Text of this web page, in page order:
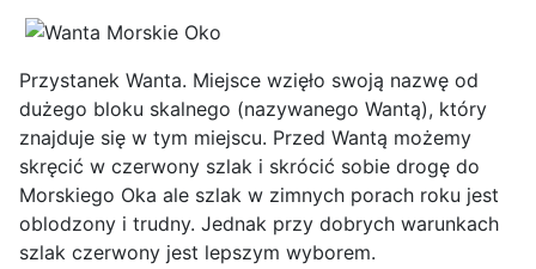
Przystanek Wanta. Miejsce wzięło swoją nazwę od
dużego bloku skalnego (nazywanego Wantą), który
znajduje się w tym miejscu. Przed Wantą możemy
skręcić w czerwony szlak i skrócić sobie drogę do
Morskiego Oka ale szlak w zimnych porach roku jest
oblodzony i trudny. Jednak przy dobrych warunkach
szlak czerwony jest lepszym wyborem.